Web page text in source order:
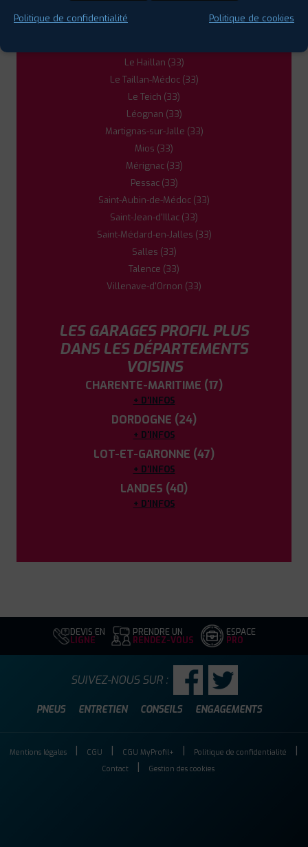
Le Haillan (33)
Le Taillan-Médoc (33)
Le Teich (33)
Léognan (33)
Martignas-sur-Jalle (33)
Mios (33)
Mérignac (33)
Pessac (33)
Saint-Aubin-de-Médoc (33)
Saint-Jean-d'Illac (33)
Saint-Médard-en-Jalles (33)
Salles (33)
Talence (33)
Villenave-d'Ornon (33)
LES GARAGES PROFIL PLUS
DANS LES DÉPARTEMENTS
VOISINS
CHARENTE-MARITIME (17)
+ D'INFOS
DORDOGNE (24)
+ D'INFOS
LOT-ET-GARONNE (47)
+ D'INFOS
LANDES (40)
+ D'INFOS
DEVIS EN
LIGNE
PRENDRE UN
RENDEZ-VOUS
ESPACE
PRO
PNEUS ENTRETIEN CONSEILS ENGAGEMENTS
SUIVEZ-NOUS SUR :
Mentions légales CGU CGU MyProfil+
Politique de confidentialité
Contact
Gestion des cookies
Politique de confidentialité Politique de cookies